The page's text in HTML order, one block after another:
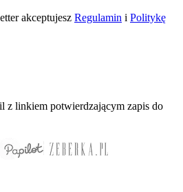
akceptujesz Regulamin i Politykę
z linkiem potwierdzającym zapis do